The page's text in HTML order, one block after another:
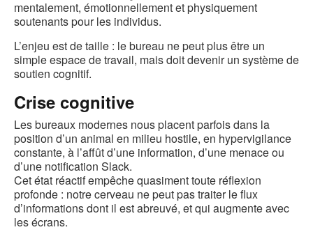
mentalement, émotionnellement et physiquement
soutenants pour les individus.
L’enjeu est de taille : le bureau ne peut plus être un
simple espace de travail, mais doit devenir un système de
soutien cognitif.
Crise cognitive
Les bureaux modernes nous placent parfois dans la
position d’un animal en milieu hostile, en hypervigilance
constante, à l’affût d’une information, d’une menace ou
d’une notification Slack.
Cet état réactif empêche quasiment toute réflexion
profonde : notre cerveau ne peut pas traiter le flux
d’informations dont il est abreuvé, et qui augmente avec
les écrans.